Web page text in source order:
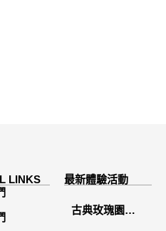
LINKS
最新體驗活動
古典玫瑰園